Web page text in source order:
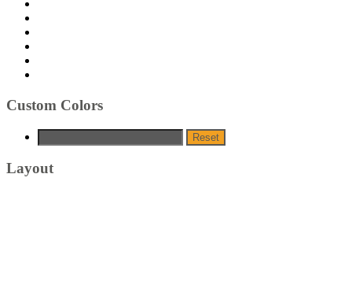
Custom Colors
Reset
Layout